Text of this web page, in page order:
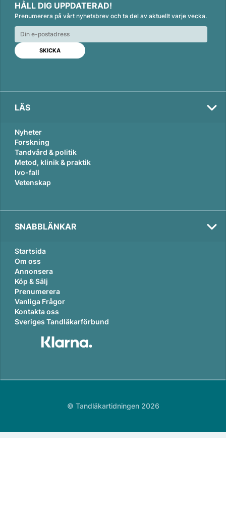
n
k
e
d
n
c
e
b
o
o
k
a
i
l
HÅLL DIG UPPDATERAD!
Prenumerera på vårt nyhetsbrev och ta del av aktuellt varje vecka.
LÄS
Nyheter
Forskning
Tandvård & politik
Metod, klinik & praktik
Ivo-fall
Vetenskap
SNABBLÄNKAR
Startsida
Om oss
Annonsera
Köp & Sälj
Prenumerera
Vanliga Frågor
Kontakta oss
Sveriges Tandläkarförbund
© Tandläkartidningen 2026